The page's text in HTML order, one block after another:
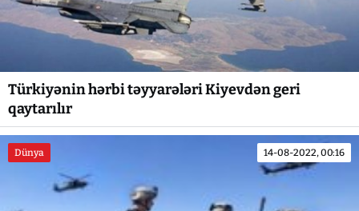
Türkiyənin hərbi təyyarələri Kiyevdən geri
qaytarılır
Dünya 14-08-2022, 00:16